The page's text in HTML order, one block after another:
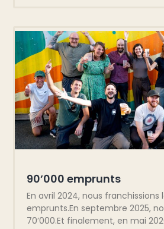
90’000 emprunts
En avril 2024, nous franchissions
emprunts.En septembre 2025,
70’000.Et finalement, en mai